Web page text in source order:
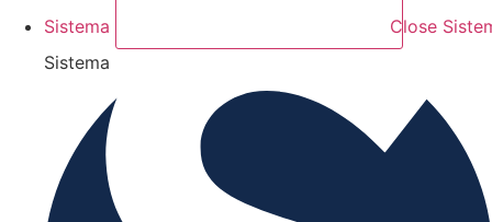
Sistema
Close
Sistema